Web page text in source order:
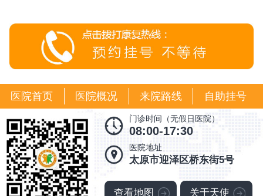
医院首页 医院概况 来院路线 自助挂号
门诊时间（无假日医院）
08:00-17:30
医院地址
太原市迎泽区桥东街5号
查看地图 关于天使